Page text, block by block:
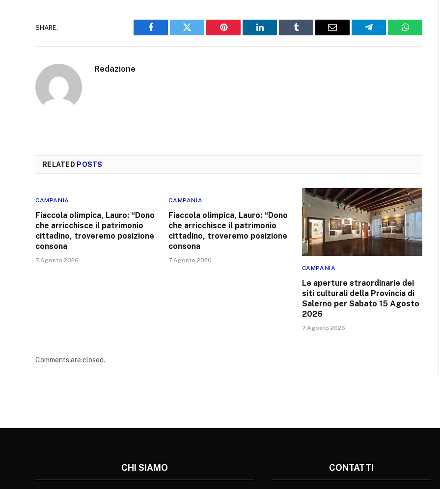
SHARE.
Facebook Twitter Pinterest LinkedIn Tumblr Email Telegram
Redazione
RELATED POSTS
CAMPANIA
Fiaccola olimpica, Lauro: “Dono
che arricchisce il patrimonio
cittadino, troveremo posizione
consona
7 Agosto 2026
CAMPANIA
Fiaccola olimpica, Lauro: “Dono
che arricchisce il patrimonio
cittadino, troveremo posizione
consona
7 Agosto 2026
CAMPANIA
Le aperture straordinarie dei
siti culturali della Provincia di
Salerno per Sabato 15 Agosto
2026
7 Agosto 2026
Comments are closed.
CHI SIAMO CONTATTI